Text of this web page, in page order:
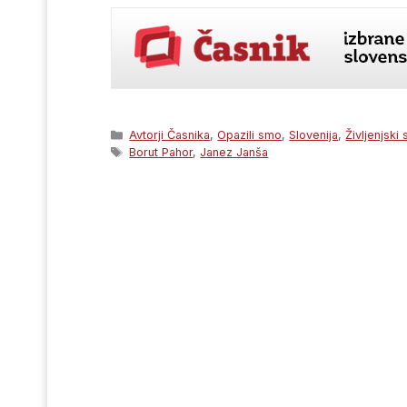
Categories
Avtorji Časnika,Opazili smo,Slovenija,Življenjski
Tags
Borut Pahor,Janez Janša